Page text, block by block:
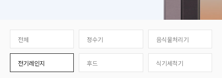
전체 정수기 음식물처리기
전기레인지 후드 식기세척기